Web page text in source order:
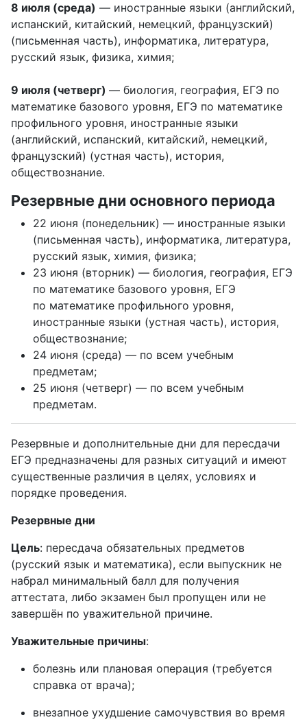
8 июля (среда) — иностранные языки (английский,
испанский, китайский, немецкий, французский)
(письменная часть), информатика, литература,
русский язык, физика, химия;
9 июля (четверг) — биология, география, ЕГЭ по
математике базового уровня, ЕГЭ по математике
профильного уровня, иностранные языки
(английский, испанский, китайский, немецкий,
французский) (устная часть), история,
обществознание.
Резервные дни основного периода
22 июня (понедельник) — иностранные языки
(письменная часть), информатика, литература,
русский язык, химия, физика;
23 июня (вторник) — биология, география, ЕГЭ
по математике базового уровня, ЕГЭ
по математике профильного уровня,
иностранные языки (устная часть), история,
обществознание;
24 июня (среда) — по всем учебным
предметам;
25 июня (четверг) — по всем учебным
предметам.
Резервные и дополнительные дни для пересдачи
ЕГЭ предназначены для разных ситуаций и имеют
существенные различия в целях, условиях и
порядке проведения.
Резервные дни
Цель: пересдача обязательных предметов
(русский язык и математика), если выпускник не
набрал минимальный балл для получения
аттестата, либо экзамен был пропущен или не
завершён по уважительной причине.
Уважительные причины:
болезнь или плановая операция (требуется
справка от врача);
внезапное ухудшение самочувствия во время